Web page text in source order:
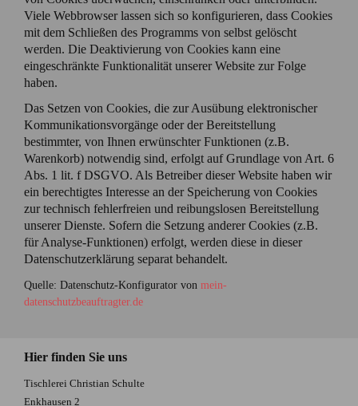
Viele Webbrowser lassen sich so konfigurieren, dass Cookies
mit dem Schließen des Programms von selbst gelöscht
werden. Die Deaktivierung von Cookies kann eine
eingeschränkte Funktionalität unserer Website zur Folge
haben.
Das Setzen von Cookies, die zur Ausübung elektronischer
Kommunikationsvorgänge oder der Bereitstellung
bestimmter, von Ihnen erwünschter Funktionen (z.B.
Warenkorb) notwendig sind, erfolgt auf Grundlage von Art. 6
Abs. 1 lit. f DSGVO. Als Betreiber dieser Website haben wir
ein berechtigtes Interesse an der Speicherung von Cookies
zur technisch fehlerfreien und reibungslosen Bereitstellung
unserer Dienste. Sofern die Setzung anderer Cookies (z.B.
für Analyse-Funktionen) erfolgt, werden diese in dieser
Datenschutzerklärung separat behandelt.
Quelle: Datenschutz-Konfigurator von mein-
datenschutzbeauftragter.de
Hier finden Sie uns
Tischlerei Christian Schulte
Enkhausen 2